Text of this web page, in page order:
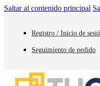
Saltar al contenido principal
Registro / Inicio de
Seguimiento de pedido